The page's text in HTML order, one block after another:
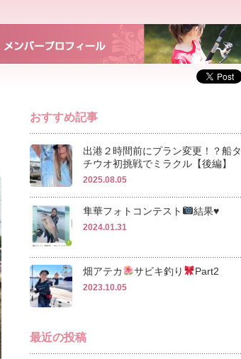
おすすめ記事
出港２時間前にプラン変更！？船タ
チウオ初挑戦でミラクル【後編】
2025.08.05
隼華フォトコンテスト 結果♥️
2024.01.31
畑アテカ サビキ釣り‪ ‬Part2
2023.10.05
最近の投稿